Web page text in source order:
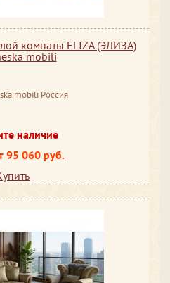
комнаты ELIZA (ЭЛИЗА)
mobili
mobili Россия
наличие
95 060 руб.